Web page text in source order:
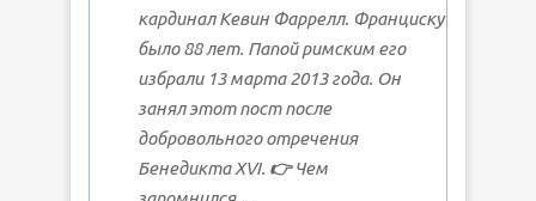
кардинал Кевин Фаррелл. Франциску
было 88 лет. Папой римским его
избрали 13 марта 2013 года. Он
занял этот пост после
добровольного отречения
Бенедикта XVI. 👉Чем